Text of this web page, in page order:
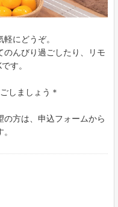
にどうぞ。
のんびり過ごしたり、リモ
す。
しましょう＊
方は、申込フォームから